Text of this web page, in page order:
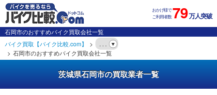
おかげ様で
ご利用者数79万人突破
石岡市のおすすめバイク買取会社一覧
バイク買取【バイク比較.com】
. . .
石岡市のおすすめバイク買取会社一覧
茨城県石岡市の買取業者一覧